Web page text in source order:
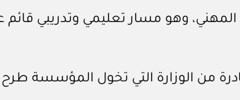
المهني، وهو مسار تعليمي وتدريبي قائم على
من الوزارة التي تخول المؤسسة طرح